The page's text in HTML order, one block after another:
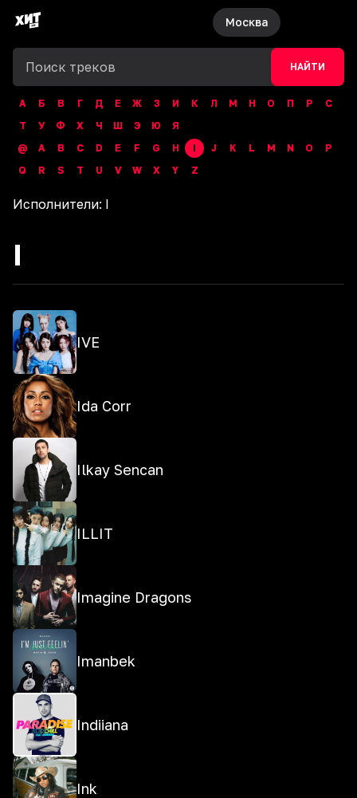
Москва
НАЙТИ
А Б В Г Д Е Ж З И К Л М Н О П Р
С
Т
У Ф Х Ч Ш Э Ю
Я
@
A B C D E F G H I J K L M N O
P
Q
R S T U V W X Y Z
Исполнители: I
I
IVE
Ida Corr
Ilkay Sencan
ILLIT
Imagine Dragons
Imanbek
Indiiana
Ink